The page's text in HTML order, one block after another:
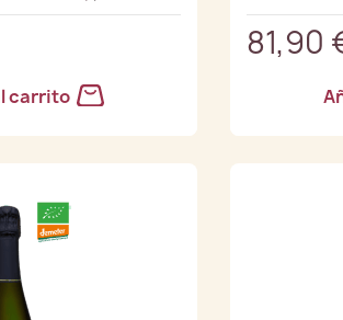
carrito
81,90